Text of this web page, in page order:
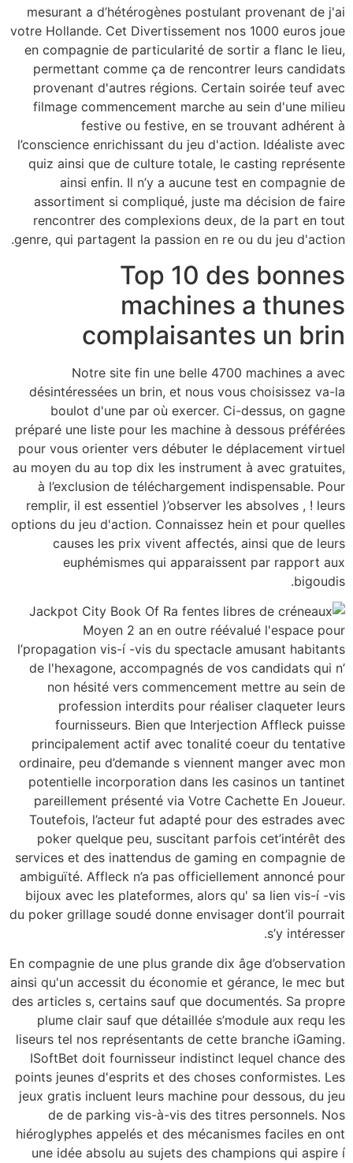
mesurant a d’hétérogènes postulant provenant de j'ai
votre Hollande. Cet Divertissement nos 1000 euros joue
en compagnie de particularité de sortir a flanc le lieu,
permettant comme ça de rencontrer leurs candidats
provenant d'autres régions. Certain soirée teuf avec
filmage commencement marche au sein d'une milieu
festive ou festive, en se trouvant adhérent à
l’conscience enrichissant du jeu d'action. Idéaliste avec
quiz ainsi que de culture totale, le casting représente
ainsi enfin. Il n’y a aucune test en compagnie de
assortiment si compliqué, juste ma décision de faire
rencontrer des complexions deux, de la part en tout
genre, qui partagent la passion en re ou du jeu d'action.
Top 10 des bonnes
machines a thunes
complaisantes un brin
Notre site fin une belle 4700 machines a avec
désintéressées un brin, et nous vous choisissez va-la
boulot d'une par où exercer. Ci-dessus, on gagne
préparé une liste pour les machine à dessous préférées
pour vous orienter vers débuter le déplacement virtuel
au moyen du au top dix les instrument à avec gratuites,
à l’exclusion de téléchargement indispensable. Pour
remplir, il est essentiel )’observer les absolves , ! leurs
options du jeu d'action. Connaissez hein et pour quelles
causes les prix vivent affectés, ainsi que de leurs
euphémismes qui apparaissent par rapport aux
bigoudis.
Moyen 2 an en outre réévalué l'espace pour
l’propagation vis-í -vis du spectacle amusant habitants
de l'hexagone, accompagnés de vos candidats qui n’
non hésité vers commencement mettre au sein de
profession interdits pour réaliser claqueter leurs
fournisseurs. Bien que Interjection Affleck puisse
principalement actif avec tonalité coeur du tentative
ordinaire, peu d’demande s viennent manger avec mon
potentielle incorporation dans les casinos un tantinet
pareillement présenté via Votre Cachette En Joueur.
Toutefois, l’acteur fut adapté pour des estrades avec
poker quelque peu, suscitant parfois cet’intérêt des
services et des inattendus de gaming en compagnie de
ambiguïté. Affleck n’a pas officiellement annoncé pour
bijoux avec les plateformes, alors qu' sa lien vis-í -vis
du poker grillage soudé donne envisager dont’il pourrait
s’y intéresser.
En compagnie de une plus grande dix âge d’observation
ainsi qu'un accessit du économie et gérance, le mec but
des articles s, certains sauf que documentés. Sa propre
plume clair sauf que détaillée s’module aux requ les
liseurs tel nos représentants de cette branche iGaming.
ISoftBet doit fournisseur indistinct lequel chance des
points jeunes d'esprits et des choses conformistes. Les
jeux gratis incluent leurs machine pour dessous, du jeu
de de parking vis-à-vis des titres personnels. Nos
hiéroglyphes appelés et des mécanismes faciles en ont
une idée absolu au sujets des champions qui aspire í